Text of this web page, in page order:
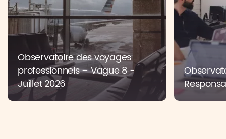
Observatoire des voyages
professionnels – Vague 8 -
Juillet 2026